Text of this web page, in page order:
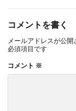
コメントを書く
メールアドレスが公開
必須項目です
コメント ※